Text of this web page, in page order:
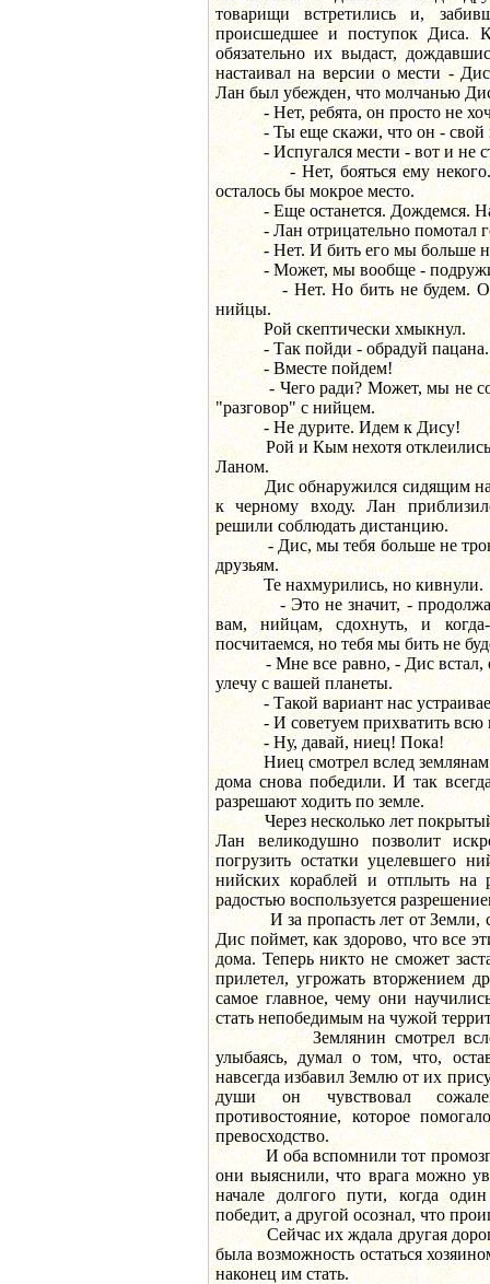
товарищи встретились и,
происшедшее и поступок Диса.
обязательно их выдаст,
настаивал на версии о мести -
Лан был убежден, что молчанью
- Нет, ребята, он просто не
- Ты еще скажи, что он - свой
- Испугался мести - вот и не
- Нет, бояться ему некого.
осталось бы мокрое место.
- Еще останется. Дождемся.
- Лан отрицательно помотал
- Нет. И бить его мы больше
- Может, мы вообще -
- Нет. Но бить не будем. Он
нийцы.
Рой скептически хмыкнул.
- Так пойди - обрадуй пацана.
- Вместе пойдем!
- Чего ради? Может, мы не
"разговор" с нийцем.
- Не дурите. Идем к Дису!
Рой и Кым нехотя отклеились
Ланом.
Дис обнаружился сидящим на
к черному входу. Лан
решили соблюдать дистанцию.
- Дис, мы тебя больше не
друзьям.
Те нахмурились, но кивнули.
- Это не значит, - продолжал
вам, нийцам, сдохнуть, и
посчитаемся, но тебя мы бить не
- Мне все равно, - Дис встал,
улечу с вашей планеты.
- Такой вариант нас
- И советуем прихватить всю
- Ну, давай, ниец! Пока!
Ниец смотрел вслед землянам и
дома снова победили. И так
разрешают ходить по земле.
Через несколько лет
Лан великодушно позволит
погрузить остатки уцелевшего
нийских кораблей и отплыть
радостью воспользуется
И за пропасть лет от Земли,
Дис поймет, как здорово, что все
дома. Теперь никто не сможет
прилетел, угрожать вторжением
самое главное, чему они
стать непобедимым на чужой
Землянин смотрел вслед
улыбаясь, думал о том, что,
навсегда избавил Землю от их
души он чувствовал
противостояние, которое
превосходство.
И оба вспомнили тот
они выяснили, что врага можно
начале долгого пути, когда
победит, а другой осознал, что
Сейчас их ждала другая
была возможность остаться
наконец им стать.